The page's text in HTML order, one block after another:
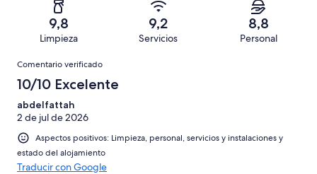
puntuación
puntuación
Bueno
puntuación
Normal
una
puntuación
Mediocre
953
una
puntuación
de
Horrible
9,8
Limpieza
9,2
Servicios
8,8
Personal
Comentarios
Comentario verificado
10/10 Excelente
abdelfattah
2 de jul de 2026
Aspectos positivos: Limpieza, personal, servicios y instalaciones y
estado del alojamiento
Traducir con Google